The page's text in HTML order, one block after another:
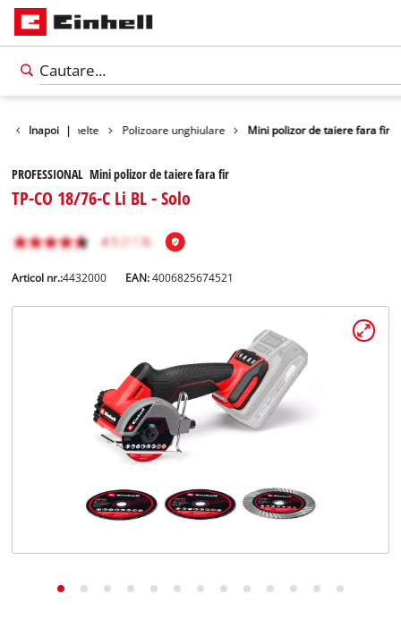
Inapoi |
Produse Unelte Polizoare unghiulare Mini polizor de taiere fara fir
PROFESSIONAL Mini polizor de taiere fara fir
TP-CO 18/76-C Li BL - Solo
Articol nr.:4432000 EAN:4006825674521